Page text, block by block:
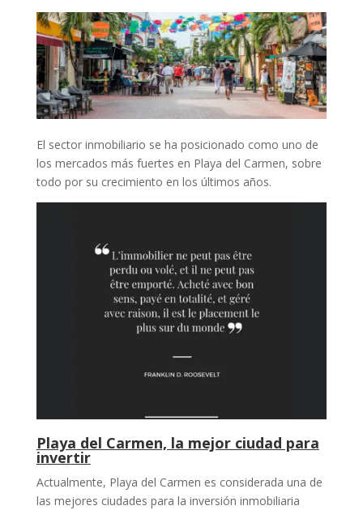
El sector inmobiliario se ha posicionado como uno de
los mercados más fuertes en Playa del Carmen, sobre
todo por su crecimiento en los últimos años.
Playa del Carmen, la mejor ciudad para
invertir
Actualmente, Playa del Carmen es considerada una de
las mejores ciudades para la inversión inmobiliaria